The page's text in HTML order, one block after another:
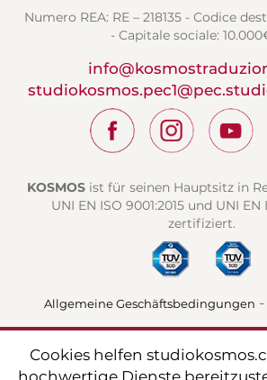
Cookies helfen
hochwertige Dienste
Numero REA: RE – 218135 - Codice
- Capitale sociale:
KOSMOS ist für seinen Hauptsitz in
UNI EN ISO 9001:2015 und UNI EN
zertifiziert.
Allgemeine Geschäftsbedingungen -